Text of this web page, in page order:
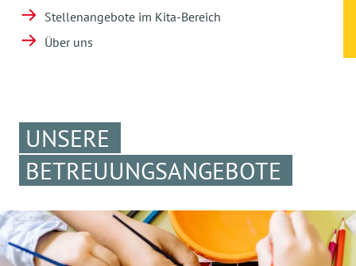
Stellenangebote im Kita-Bereich
Über uns
UNSERE
BETREUUNGSANGEBOTE